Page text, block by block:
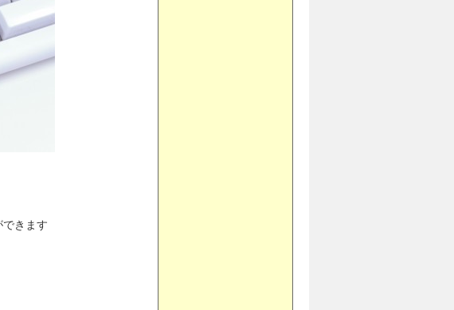
できます